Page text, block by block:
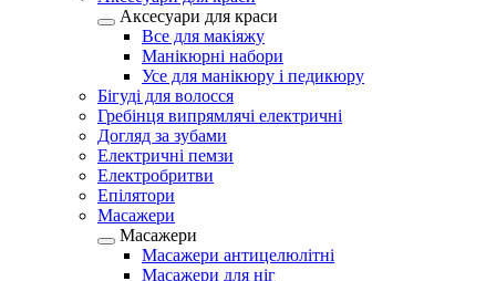
Аксесуари для краси
Все для макіяжу
Манікюрні набори
Усе для манікюру і педикюру
Бігуді для волосся
Гребінця випрямлячі електричні
Догляд за зубами
Електричні пемзи
Електробритви
Епілятори
Масажери
Масажери
Масажери антицелюлітні
Масажери для ніг